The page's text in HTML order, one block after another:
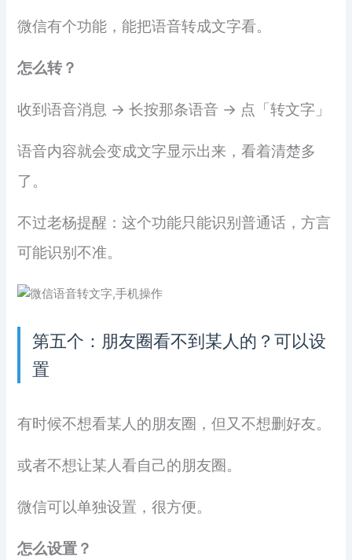
微信有个功能，能把语音转成文字看。
怎么转？
收到语音消息 → 长按那条语音 → 点「转文字」
语音内容就会变成文字显示出来，看着清楚多
了。
不过老杨提醒：这个功能只能识别普通话，方言
可能识别不准。
第五个：朋友圈看不到某人的？可以设
置
有时候不想看某人的朋友圈，但又不想删好友。
或者不想让某人看自己的朋友圈。
微信可以单独设置，很方便。
怎么设置？